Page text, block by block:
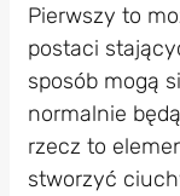
Pierwszy to
postaci
sposób mogą
normalnie
rzecz to
stworzyć